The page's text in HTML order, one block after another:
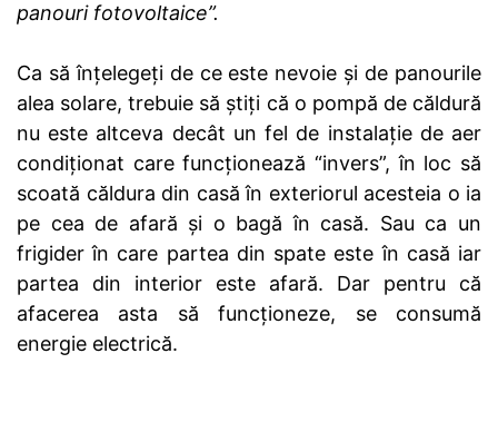
panouri fotovoltaice”.
Ca să înțelegeți de ce este nevoie și de panourile
alea solare, trebuie să știți că o pompă de căldură
nu este altceva decât un fel de instalație de aer
condiționat care funcționează “invers”, în loc să
scoată căldura din casă în exteriorul acesteia o ia
pe cea de afară și o bagă în casă. Sau ca un
frigider în care partea din spate este în casă iar
partea din interior este afară. Dar pentru că
afacerea asta să funcționeze, se consumă
energie electrică.